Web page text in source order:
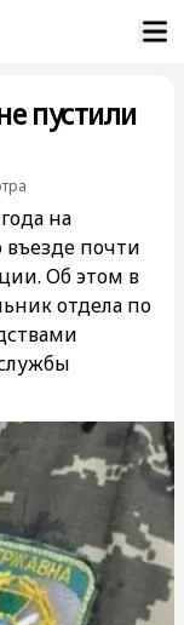
пустили
на
почти
Об этом в
отдела по